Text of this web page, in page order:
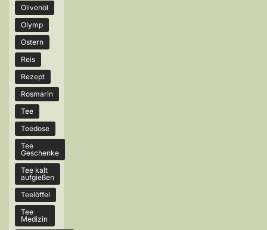
Olivenöl
Olymp
Ostern
Reis
Rezept
Rosmarin
Tee
Teedose
Tee
Geschenke
Tee kalt
aufgießen
Teelöffel
Tee
Medizin